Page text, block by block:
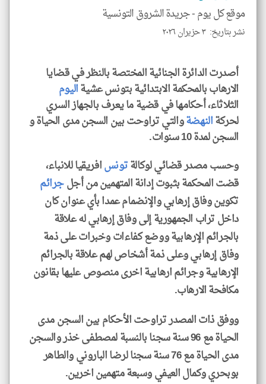
موقع كل يوم -جريدة الشروق التونسية
نشر بتاريخ: ٣ حزيران ٢٠٢٦
أصدرت الدائرة الجنائية المختصة بالنظر في قضايا
الارهاب بالمحكمة الابتدائية بتونس عشيةاليوم
الثلاثاء، أحكامها في قضية ما يعرف بالجهاز السري
لحركةالنهضةوالتي تراوحت بين السجن مدى الحياة و
السجن لمدة 10 سنوات.
وحسب مصدر قضائي لوكالةتونسافريقيا للانباء،
قضت المحكمة بثبوت إدانة المتهمين من أجلجرائم
تكوين وفاق إرهابي والإنضمام عمدا بأي عنوان كان
داخل تراب الجمهورية إلى وفاق إرهابي له علاقة
بالجرائم الإرهابية ووضع كفاءات وخبرات على ذمة
وفاق إرهابي وعلى ذمة أشخاص لهم علاقة بالجرائم
الإرهابية وجرائم ارهابية اخرى منصوص عليها بقانون
مكافحة الارهاب.
ووفق ذات المصدر تراوحت الأحكام بين السجن مدى
الحياة مع 96 سنة سجنا بالنسبة لمصطفى خذر والسجن
مدى الحياة مع 76 سنة سجنا لرضا الباروني والطاهر
بوبحري وكمال العيفي وسبعة متهمين اخرين.
klyoum.com